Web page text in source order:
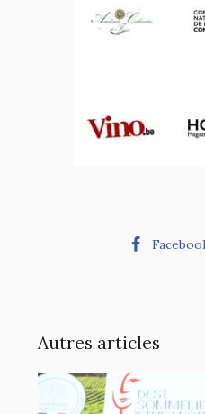
Autres articles